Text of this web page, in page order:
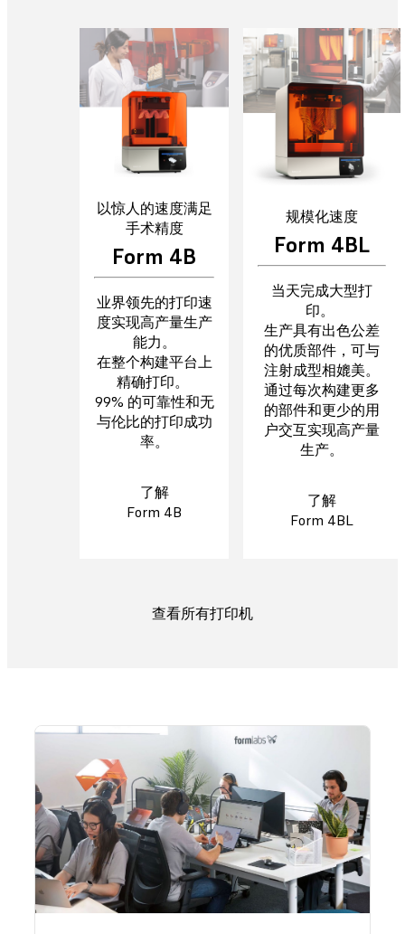
以惊人的速度满足
手术精度
Form 4B
业界领先的打印速
度实现高产量生产
能力。
在整个构建平台上
精确打印。
99% 的可靠性和无
与伦比的打印成功
率。
了解
Form 4B
规模化速度
Form 4BL
当天完成大型打
印。
生产具有出色公差
的优质部件，可与
注射成型相媲美。
通过每次构建更多
的部件和更少的用
户交互实现高产量
生产。
了解
Form 4BL
查看所有打印机